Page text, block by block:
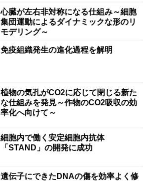
心臓が左右非対称になる仕組み～細胞
集団運動によるダイナミックな形のリ
モデリング～
免疫組織発生の進化過程を解明
植物の気孔がCO2に応じて閉じる新た
な仕組みを発見～作物のCO2吸収の効
率化へ向けて～
細胞内で働く安定細胞内抗体
「STAND」の開発に成功
遺伝子にできたDNAの傷を効率よく修